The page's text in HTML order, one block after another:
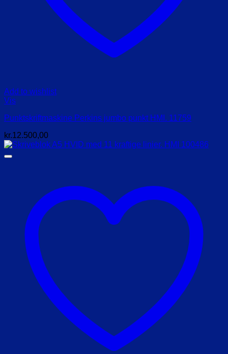
Add to wishlist
Vis
Punktskriftmaskine Perkins jumbo punkt HMI. 11759
kr.12.500,00